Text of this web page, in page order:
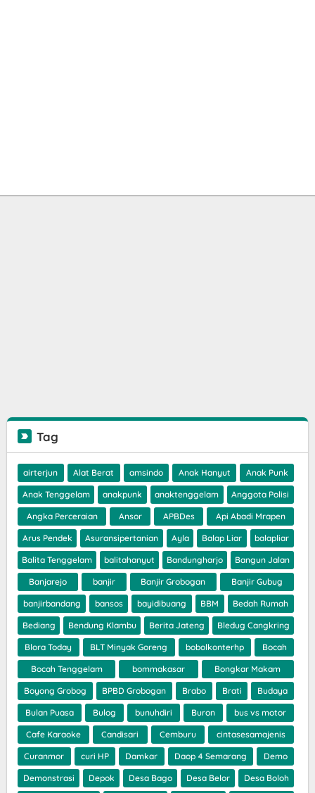
Tag
airterjun Alat Berat amsindo Anak Hanyut Anak Punk
Anak Tenggelam anakpunk anaktenggelam Anggota Polisi
Angka Perceraian Ansor APBDes Api Abadi Mrapen
Arus Pendek Asuransipertanian Ayla Balap Liar balapliar
Balita Tenggelam balitahanyut Bandungharjo Bangun Jalan
Banjarejo banjir Banjir Grobogan Banjir Gubug
banjirbandang bansos bayidibuang BBM Bedah Rumah
Bediang Bendung Klambu Berita Jateng Bledug Cangkring
Blora Today BLT Minyak Goreng bobolkonterhp Bocah
Bocah Tenggelam bommakasar Bongkar Makam
Boyong Grobog BPBD Grobogan Brabo Brati Budaya
Bulan Puasa Bulog bunuhdiri Buron bus vs motor
Cafe Karaoke Candisari Cemburu cintasesamajenis
Curanmor curi HP Damkar Daop 4 Semarang Demo
Demonstrasi Depok Desa Bago Desa Belor Desa Boloh